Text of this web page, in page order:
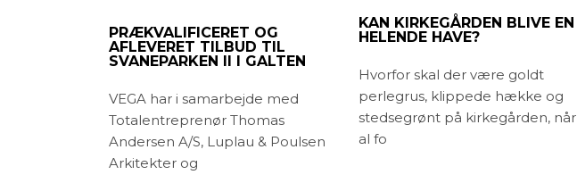
PRÆKVALIFICERET OG
AFLEVERET TILBUD TIL
SVANEPARKEN II I GALTEN
VEGA har i samarbejde med
Totalentreprenør Thomas
Andersen A/S, Luplau & Poulsen
Arkitekter og
KAN KIRKEGÅRDEN BLIVE EN
HELENDE HAVE?
Hvorfor skal der være goldt
perlegrus, klippede hække og
stedsegrønt på kirkegården, når
al fo